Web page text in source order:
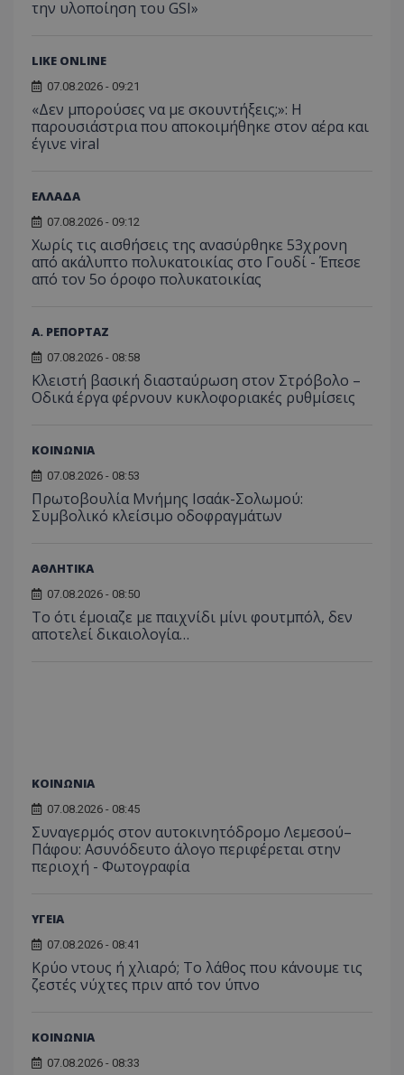
την υλοποίηση του GSI»
LIKE ONLINE
07.08.2026 - 09:21
«Δεν μπορούσες να με σκουντήξεις;»: Η
παρουσιάστρια που αποκοιμήθηκε στον αέρα και
έγινε viral
ΕΛΛΑΔΑ
07.08.2026 - 09:12
Χωρίς τις αισθήσεις της ανασύρθηκε 53χρονη
από ακάλυπτο πολυκατοικίας στο Γουδί - Έπεσε
από τον 5ο όροφο πολυκατοικίας
Α. ΡΕΠΟΡΤΑΖ
07.08.2026 - 08:58
Κλειστή βασική διασταύρωση στον Στρόβολο –
Οδικά έργα φέρνουν κυκλοφοριακές ρυθμίσεις
ΚΟΙΝΩΝΙΑ
07.08.2026 - 08:53
Πρωτοβουλία Μνήμης Ισαάκ-Σολωμού:
Συμβολικό κλείσιμο οδοφραγμάτων
ΑΘΛΗΤΙΚΑ
07.08.2026 - 08:50
Το ότι έμοιαζε με παιχνίδι μίνι φουτμπόλ, δεν
αποτελεί δικαιολογία…
ΚΟΙΝΩΝΙΑ
07.08.2026 - 08:45
Συναγερμός στον αυτοκινητόδρομο Λεμεσού–
Πάφου: Ασυνόδευτο άλογο περιφέρεται στην
περιοχή - Φωτογραφία
ΥΓΕΙΑ
07.08.2026 - 08:41
Κρύο ντους ή χλιαρό; Το λάθος που κάνουμε τις
ζεστές νύχτες πριν από τον ύπνο
ΚΟΙΝΩΝΙΑ
07.08.2026 - 08:33
έχουν